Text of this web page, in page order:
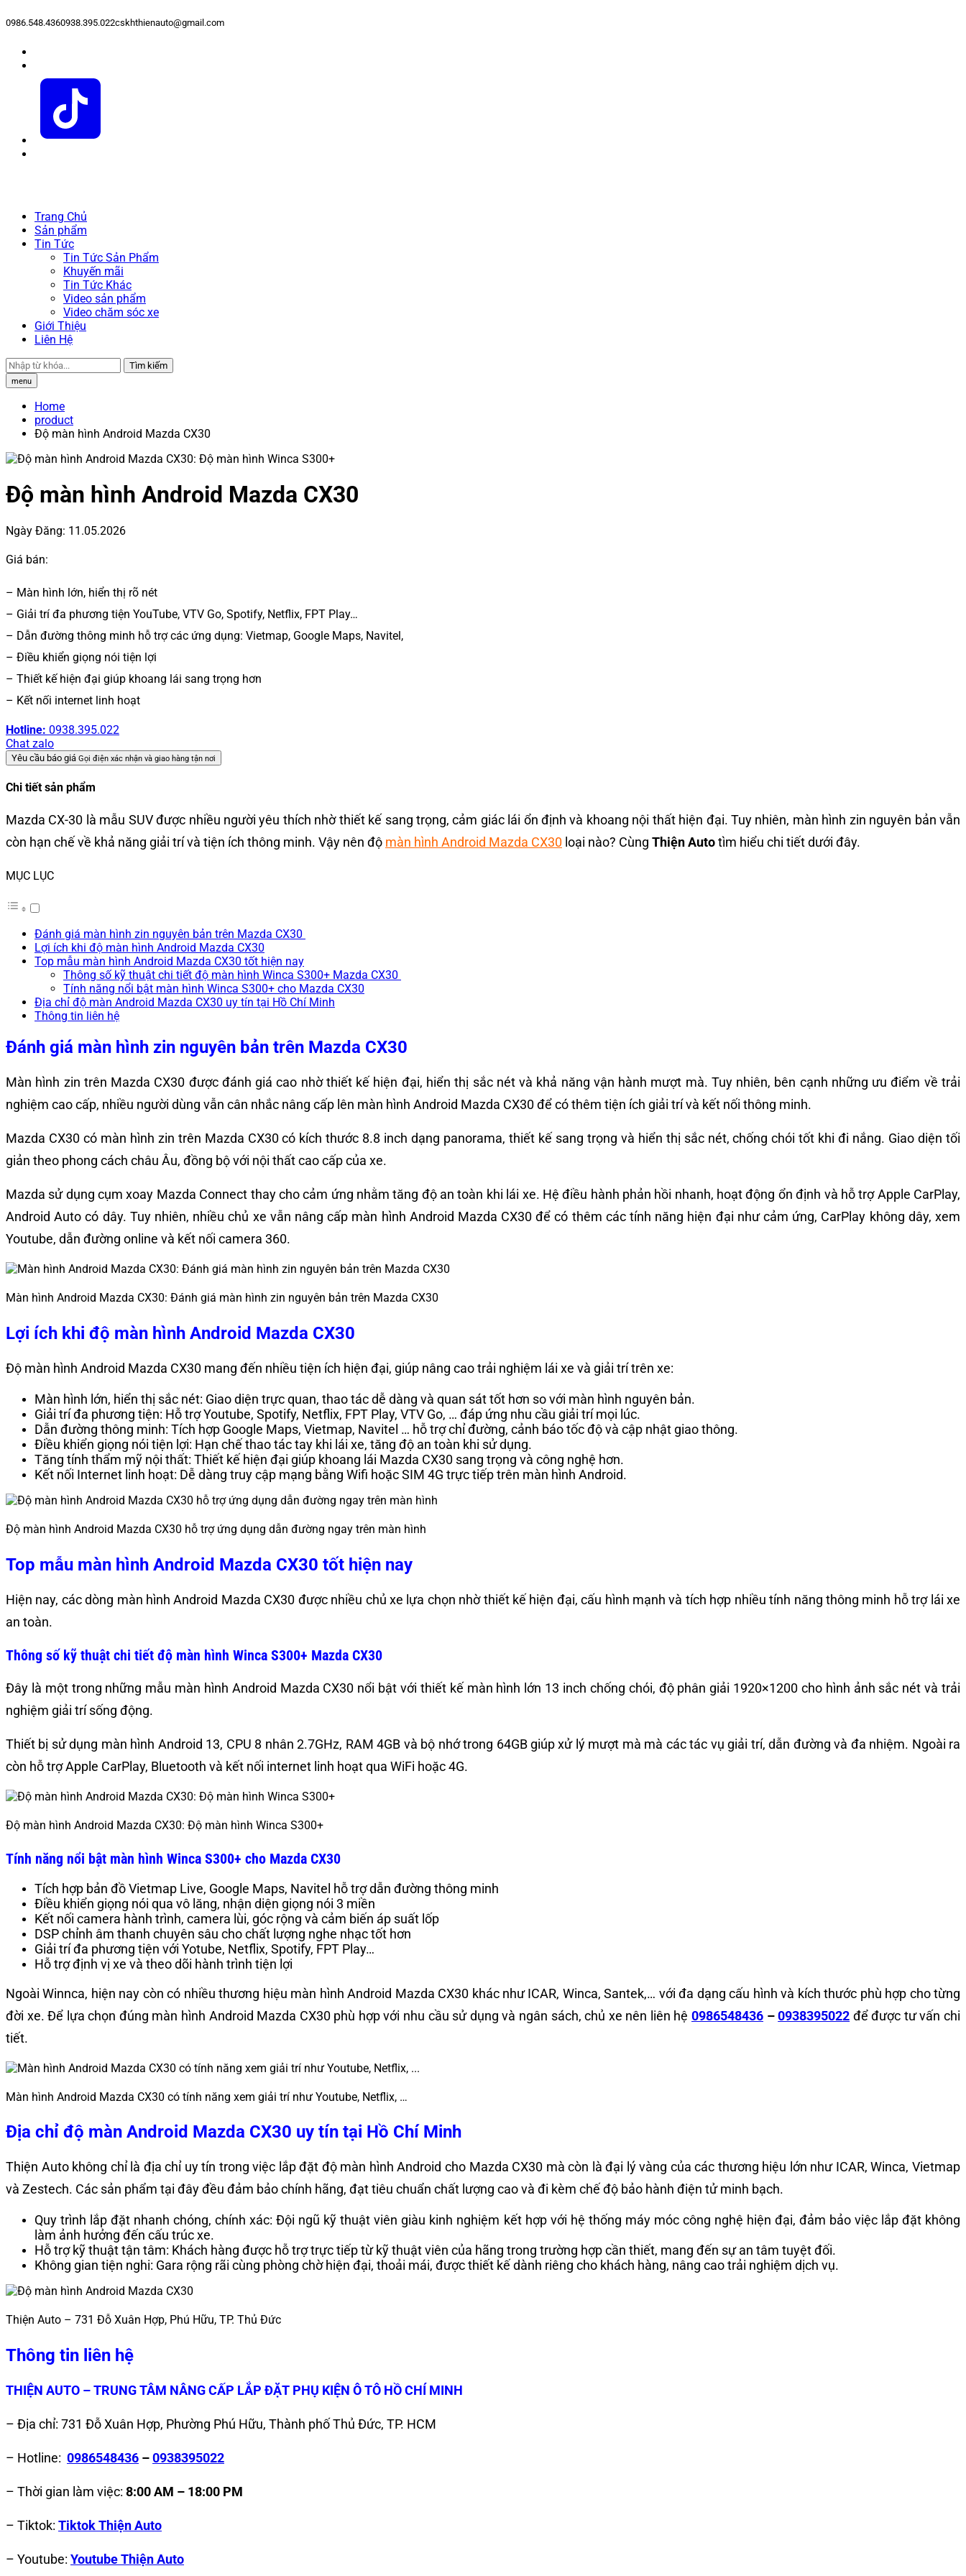
0986.548.4360938.395.022cskhthienauto@gmail.com
Trang Chủ
Sản phẩm
Tin Tức
Tin Tức Sản Phẩm
Khuyến mãi
Tin Tức Khác
Video sản phẩm
Video chăm sóc xe
Giới Thiệu
Liên Hệ
Tìm kiếm
menu
Home
product
Độ màn hình Android Mazda CX30
Độ màn hình Android Mazda CX30
Ngày Đăng: 11.05.2026
Giá bán:
– Màn hình lớn, hiển thị rõ nét
– Giải trí đa phương tiện YouTube, VTV Go, Spotify, Netflix, FPT Play…
– Dẫn đường thông minh hỗ trợ các ứng dụng: Vietmap, Google Maps, Navitel,
– Điều khiển giọng nói tiện lợi
– Thiết kế hiện đại giúp khoang lái sang trọng hơn
– Kết nối internet linh hoạt
Hotline: 0938.395.022
Chat zalo
Yêu cầu báo giá Gọi điện xác nhận và giao hàng tận nơi
Chi tiết sản phẩm
Mazda CX-30 là mẫu SUV được nhiều người yêu thích nhờ thiết kế sang trọng, cảm giác lái ổn định và khoang nội thất hiện đại. Tuy nhiên, màn hình zin nguyên bản vẫn
còn hạn chế về khả năng giải trí và tiện ích thông minh. Vậy nên độ màn hình Android Mazda CX30 loại nào? Cùng Thiện Autotìm hiểu chi tiết dưới đây.
MỤC LỤC
Đánh giá màn hình zin nguyên bản trên Mazda CX30
Lợi ích khi độ màn hình Android Mazda CX30
Top mẫu màn hình Android Mazda CX30 tốt hiện nay
Thông số kỹ thuật chi tiết độ màn hình Winca S300+ Mazda CX30
Tính năng nổi bật màn hình Winca S300+ cho Mazda CX30
Địa chỉ độ màn Android Mazda CX30 uy tín tại Hồ Chí Minh
Thông tin liên hệ
Đánh giá màn hình zin nguyên bản trên Mazda CX30
Màn hình zin trên Mazda CX30 được đánh giá cao nhờ thiết kế hiện đại, hiển thị sắc nét và khả năng vận hành mượt mà. Tuy nhiên, bên cạnh những ưu điểm về trải
nghiệm cao cấp, nhiều người dùng vẫn cân nhắc nâng cấp lên màn hình Android Mazda CX30 để có thêm tiện ích giải trí và kết nối thông minh.
Mazda CX30 có màn hình zin trên Mazda CX30 có kích thước 8.8 inch dạng panorama, thiết kế sang trọng và hiển thị sắc nét, chống chói tốt khi đi nắng. Giao diện tối
giản theo phong cách châu Âu, đồng bộ với nội thất cao cấp của xe.
Mazda sử dụng cụm xoay Mazda Connect thay cho cảm ứng nhằm tăng độ an toàn khi lái xe. Hệ điều hành phản hồi nhanh, hoạt động ổn định và hỗ trợ Apple CarPlay,
Android Auto có dây. Tuy nhiên, nhiều chủ xe vẫn nâng cấp màn hình Android Mazda CX30 để có thêm các tính năng hiện đại như cảm ứng, CarPlay không dây, xem
Youtube, dẫn đường online và kết nối camera 360.
Màn hình Android Mazda CX30: Đánh giá màn hình zin nguyên bản trên Mazda CX30
Lợi ích khi độ màn hình Android Mazda CX30
Độ màn hình Android Mazda CX30 mang đến nhiều tiện ích hiện đại, giúp nâng cao trải nghiệm lái xe và giải trí trên xe:
Màn hình lớn, hiển thị sắc nét: Giao diện trực quan, thao tác dễ dàng và quan sát tốt hơn so với màn hình nguyên bản.
Giải trí đa phương tiện: Hỗ trợ Youtube, Spotify, Netflix, FPT Play, VTV Go, … đáp ứng nhu cầu giải trí mọi lúc.
Dẫn đường thông minh: Tích hợp Google Maps, Vietmap, Navitel … hỗ trợ chỉ đường, cảnh báo tốc độ và cập nhật giao thông.
Điều khiển giọng nói tiện lợi: Hạn chế thao tác tay khi lái xe, tăng độ an toàn khi sử dụng.
Tăng tính thẩm mỹ nội thất: Thiết kế hiện đại giúp khoang lái Mazda CX30 sang trọng và công nghệ hơn.
Kết nối Internet linh hoạt: Dễ dàng truy cập mạng bằng Wifi hoặc SIM 4G trực tiếp trên màn hình Android.
Độ màn hình Android Mazda CX30 hỗ trợ ứng dụng dẫn đường ngay trên màn hình
Top mẫu màn hình Android Mazda CX30 tốt hiện nay
Hiện nay, các dòng màn hình Android Mazda CX30 được nhiều chủ xe lựa chọn nhờ thiết kế hiện đại, cấu hình mạnh và tích hợp nhiều tính năng thông minh hỗ trợ lái xe
an toàn.
Thông số kỹ thuật chi tiết độ màn hình Winca S300+ Mazda CX30
Đây là một trong những mẫu màn hình Android Mazda CX30 nổi bật với thiết kế màn hình lớn 13 inch chống chói, độ phân giải 1920×1200 cho hình ảnh sắc nét và trải
nghiệm giải trí sống động.
Thiết bị sử dụng màn hình Android 13, CPU 8 nhân 2.7GHz, RAM 4GB và bộ nhớ trong 64GB giúp xử lý mượt mà mà các tác vụ giải trí, dẫn đường và đa nhiệm. Ngoài ra
còn hỗ trợ Apple CarPlay, Bluetooth và kết nối internet linh hoạt qua WiFi hoặc 4G.
Độ màn hình Android Mazda CX30: Độ màn hình Winca S300+
Tính năng nổi bật màn hình Winca S300+ cho Mazda CX30
Tích hợp bản đồ Vietmap Live, Google Maps, Navitel hỗ trợ dẫn đường thông minh
Điều khiển giọng nói qua vô lăng, nhận diện giọng nói 3 miền
Kết nối camera hành trình, camera lùi, góc rộng và cảm biến áp suất lốp
DSP chỉnh âm thanh chuyên sâu cho chất lượng nghe nhạc tốt hơn
Giải trí đa phương tiện với Yotube, Netflix, Spotify, FPT Play…
Hỗ trợ định vị xe và theo dõi hành trình tiện lợi
Ngoài Winnca, hiện nay còn có nhiều thương hiệu màn hình Android Mazda CX30 khác như ICAR, Winca, Santek,… với đa dạng cấu hình và kích thước phù hợp cho từng
đời xe. Để lựa chọn đúng màn hình Android Mazda CX30 phù hợp với nhu cầu sử dụng và ngân sách, chủ xe nên liên hệ 0986548436–0938395022 để được tư vấn chi
tiết.
Màn hình Android Mazda CX30 có tính năng xem giải trí như Youtube, Netflix, …
Địa chỉ độ màn Android Mazda CX30 uy tín tại Hồ Chí Minh
Thiện Auto không chỉ là địa chỉ uy tín trong việc lắp đặt độ màn hình Android cho Mazda CX30 mà còn là đại lý vàng của các thương hiệu lớn như ICAR, Winca, Vietmap
và Zestech. Các sản phẩm tại đây đều đảm bảo chính hãng, đạt tiêu chuẩn chất lượng cao và đi kèm chế độ bảo hành điện tử minh bạch.
Quy trình lắp đặt nhanh chóng, chính xác: Đội ngũ kỹ thuật viên giàu kinh nghiệm kết hợp với hệ thống máy móc công nghệ hiện đại, đảm bảo việc lắp đặt không
làm ảnh hưởng đến cấu trúc xe.
Hỗ trợ kỹ thuật tận tâm: Khách hàng được hỗ trợ trực tiếp từ kỹ thuật viên của hãng trong trường hợp cần thiết, mang đến sự an tâm tuyệt đối.
Không gian tiện nghi: Gara rộng rãi cùng phòng chờ hiện đại, thoải mái, được thiết kế dành riêng cho khách hàng, nâng cao trải nghiệm dịch vụ.
Thiện Auto – 731 Đỗ Xuân Hợp, Phú Hữu, TP. Thủ Đức
Thông tin liên hệ
THIỆN AUTO – TRUNG TÂM NÂNG CẤP LẮP ĐẶT PHỤ KIỆN Ô TÔ HỒ CHÍ MINH
– Địa chỉ: 731 Đỗ Xuân Hợp, Phường Phú Hữu, Thành phố Thủ Đức, TP. HCM
– Hotline: 0986548436 –0938395022
– Thời gian làm việc: 8:00 AM – 18:00 PM
– Tiktok: Tiktok Thiện Auto
– Youtube: Youtube Thiện Auto